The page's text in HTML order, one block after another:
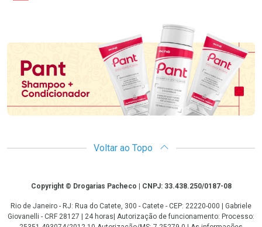
Promoção em Destaque
Voltar ao Topo
CopyrightCopyright © Drogarias Pacheco | CNPJ: 33.438.250/0187-08
Rio de Janeiro - RJ: Rua do Catete, 300 - Catete - CEP: 22220-000 | Gabriele
Giovanelli - CRF 28127 | 24 horas| Autorização de funcionamento: Processo: